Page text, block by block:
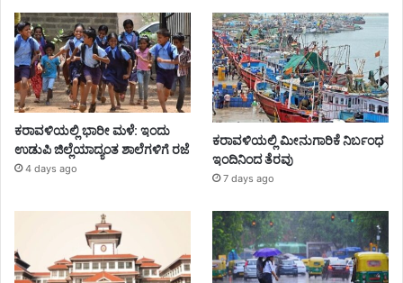
ಕರಾವಳಿಯಲ್ಲಿ ಭಾರೀ ಮಳೆ: ಇಂದು
ಉಡುಪಿ ಜಿಲ್ಲೆಯಾದ್ಯಂತ ಶಾಲೆಗಳಿಗೆ ರಜೆ
4 days ago
ಕರಾವಳಿಯಲ್ಲಿ ಮೀನುಗಾರಿಕೆ ನಿರ್ಬಂಧ
ಇಂದಿನಿಂದ ತೆರವು
7 days ago